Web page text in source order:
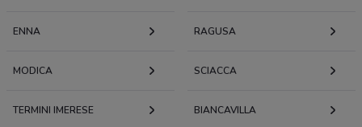
ENNA RAGUSA
MODICA SCIACCA
TERMINI IMERESE BIANCAVILLA